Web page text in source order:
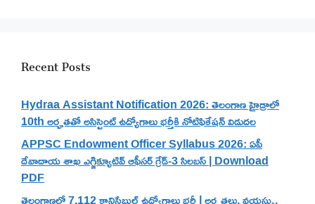
Recent Posts
Hydraa Assistant Notification 2026: తెలంగాణ హైడ్రాలో
10th అర్హతతో అసిస్టెంట్ ఉద్యోగాలు భర్తీకి నోటిఫికేషన్ విడుదల
APPSC Endowment Officer Syllabus 2026: ఏపీ
దేవాదాయ శాఖ ఎగ్జిక్యూటివ్ ఆఫీసర్ గ్రేడ్-3 సిలబస్ | Download
PDF
తెలంగాణలో 7,112 కానిస్టేబుల్ ఉద్యోగాలు భర్తీ | అర్హతలు, వయస్సు,